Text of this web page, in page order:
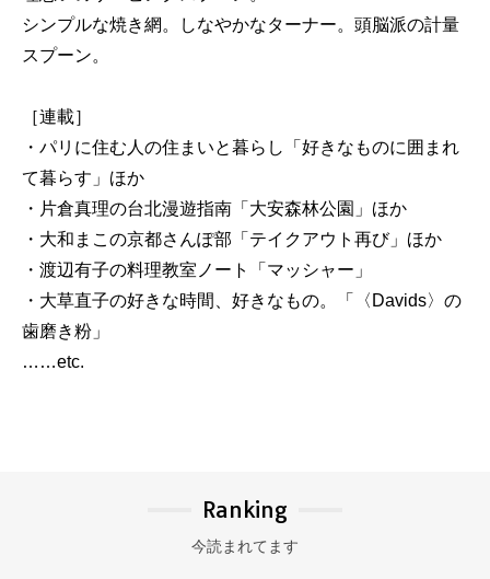
シンプルな焼き網。しなやかなターナー。頭脳派の計量
スプーン。
［連載］
・パリに住む人の住まいと暮らし「好きなものに囲まれ
て暮らす」ほか
・片倉真理の台北漫遊指南「大安森林公園」ほか
・大和まこの京都さんぽ部「テイクアウト再び」ほか
・渡辺有子の料理教室ノート「マッシャー」
・大草直子の好きな時間、好きなもの。「〈Davids〉の
歯磨き粉」
……etc.
Ranking
今読まれてます